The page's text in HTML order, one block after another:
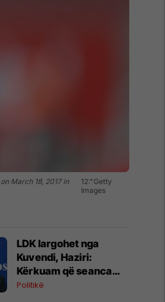
March 18, 2017 in
12:"Getty
Images
LDK largohet nga
Kuvendi, Haziri:
Kërkuam që seanca
konstituive të mbahet
Politikë